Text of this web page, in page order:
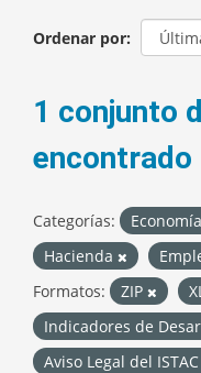
Ordenar por
1 conjunto
encontrado
Categorías: Economía
Hacienda
Formatos:
ZIP
Indicadores de
Aviso Legal del ISTAC